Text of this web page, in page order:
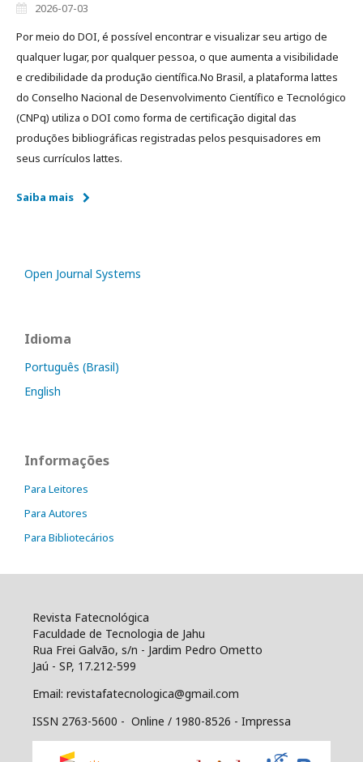
2026-07-03
Por meio do DOI, é possível encontrar e visualizar seu artigo de
qualquer lugar, por qualquer pessoa, o que aumenta a visibilidade
e credibilidade da produção científica.No Brasil, a plataforma lattes
do Conselho Nacional de Desenvolvimento Científico e Tecnológico
(CNPq) utiliza o DOI como forma de certificação digital das
produções bibliográficas registradas pelos pesquisadores em
seus currículos lattes.
Saiba mais
Open Journal Systems
Idioma
Português (Brasil)
English
Informações
Para Leitores
Para Autores
Para Bibliotecários
Revista Fatecnológica
Faculdade de Tecnologia de Jahu
Rua Frei Galvão, s/n - Jardim Pedro Ometto
Jaú - SP, 17.212-599
Email: revistafatecnologica@gmail.com
ISSN 2763-5600 - Online / 1980-8526 - Impressa